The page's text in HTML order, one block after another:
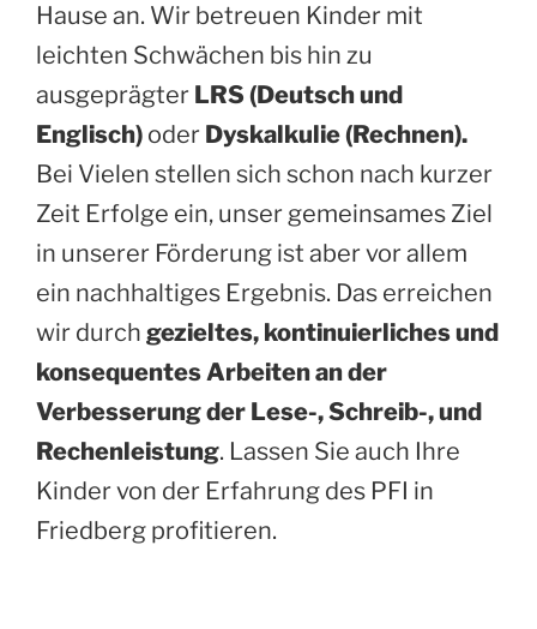
Hause an. Wir betreuen Kinder mit
leichten Schwächen bis hin zu
ausgeprägter LRS (Deutsch und
Englisch) oder Dyskalkulie (Rechnen).
Bei Vielen stellen sich schon nach kurzer
Zeit Erfolge ein, unser gemeinsames Ziel
in unserer Förderung ist aber vor allem
ein nachhaltiges Ergebnis. Das erreichen
wir durch gezieltes, kontinuierliches und
konsequentes Arbeiten an der
Verbesserung der Lese-, Schreib-, und
Rechenleistung. Lassen Sie auch Ihre
Kinder von der Erfahrung des PFI in
Friedberg profitieren.